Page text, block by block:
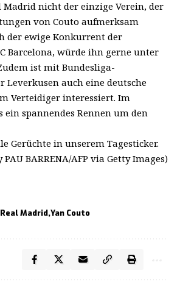
Madrid nicht der einzige Verein, der
von Couto aufmerksam
der ewige Konkurrent der
Barcelona, würde ihn gerne unter
ist mit Bundesliga-
Leverkusen auch eine deutsche
Verteidiger interessiert. Im
ein spannendes Rennen um den
Gerüchte in unserem Tagesticker.
PAU BARRENA/AFP via Getty Images)
Real Madrid Yan Couto